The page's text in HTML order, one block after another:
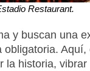
Restaurant.
y buscan una
la historia,